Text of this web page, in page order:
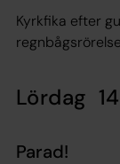
Kyrkfika efter
Lördag
Parad!